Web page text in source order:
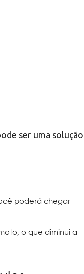
ser uma solução
poderá chegar
o que diminui a